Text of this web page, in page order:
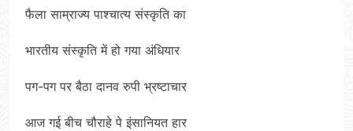
फैला साम्राज्य पाश्चात्य संस्कृति का
भारतीय संस्कृति में हो गया अंधियार
पग-पग पर बैठा दानव रुपी भ्रष्टाचार
आज गई बीच चौराहे पे इंसानियत हार